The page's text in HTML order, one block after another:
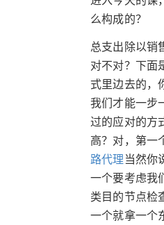
么构成的？
总支出除以销
对不对？下面
式里边去的，
我们才能一步
过的应对的方
高？对，第一
路代理当然你
一个要考虑我
类目的节点检
一个就拿一个